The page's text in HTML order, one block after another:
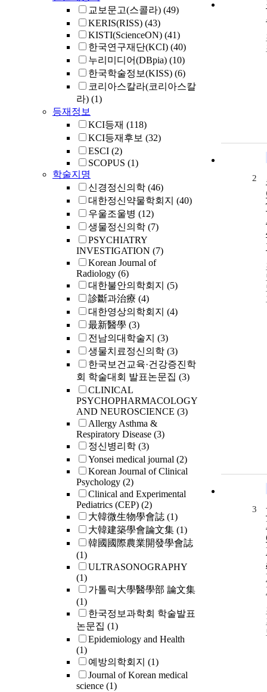
교보문고(스콜라) (49)
KERIS(RISS) (43)
KISTI(ScienceON) (41)
한국연구재단(KCI) (40)
누리미디어(DBpia) (10)
한국학술정보(KISS) (6)
코리아스칼라(코리아스칼
라) (1)
등재정보
KCI등재 (118)
KCI등재후보 (32)
ESCI (2)
SCOPUS (1)
학술지명
신경정신의학 (46)
대한정신약물학회지 (40)
우울조울병 (12)
생물정신의학 (7)
PSYCHIATRY
INVESTIGATION (7)
Korean Journal of
Radiology (6)
대한불안의학회지 (5)
診斷과治療 (4)
대한영상의학회지 (4)
最新醫學 (3)
전남의대학술지 (3)
생물치료정신의학 (3)
한국보건교육·건강증진학
회 학술대회 발표논문집 (3)
CLINICAL
PSYCHOPHARMACOLOGY
AND NEUROSCIENCE (3)
Allergy Asthma &
Respiratory Disease (3)
정신병리학 (3)
Yonsei medical journal (2)
Korean Journal of Clinical
Psychology (2)
Clinical and Experimental
Pediatrics (CEP) (2)
大韓微生物學會誌 (1)
大韓建築學會論文集 (1)
韓國國際農業開發學會誌
(1)
ULTRASONOGRAPHY
(1)
가톨릭大學醫學部 論文集
(1)
한국정보과학회 학술발표
논문집 (1)
Epidemiology and Health
(1)
예방의학회지 (1)
Journal of Korean medical
science (1)
2
3